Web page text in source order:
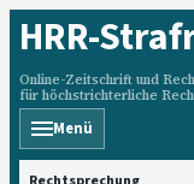
HRR-
Online-Zeitschrift und
für höchstrichterliche
Menü
HRRS durchsuchen